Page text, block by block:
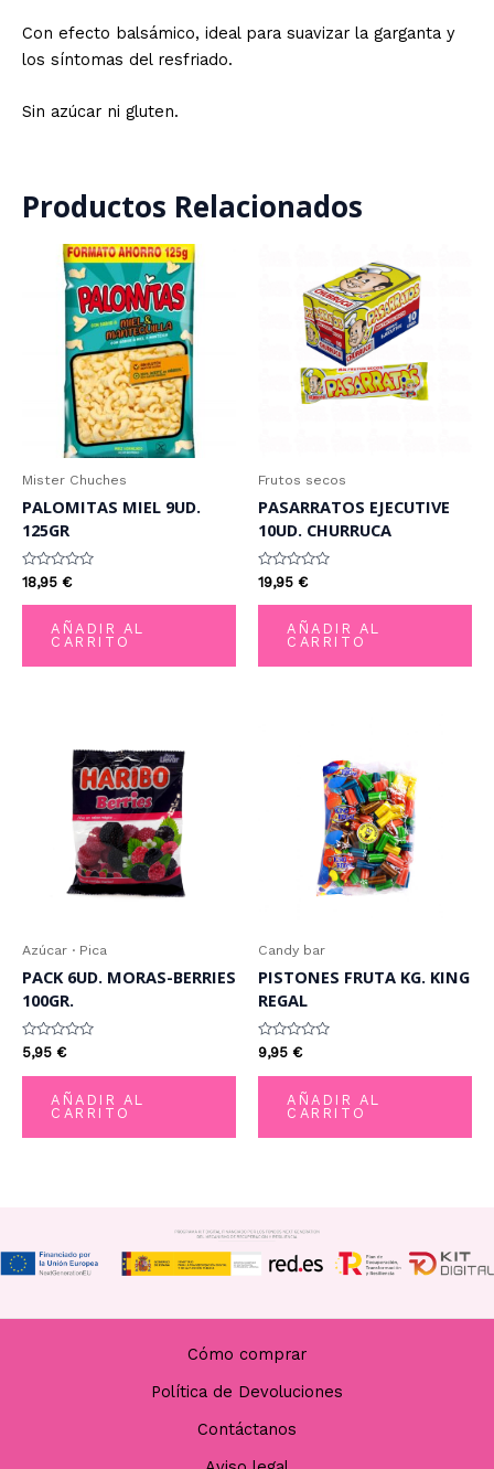
Con efecto balsámico, ideal para suavizar la garganta y
los síntomas del resfriado.
Sin azúcar ni gluten.
Productos Relacionados
Mister Chuches
PALOMITAS MIEL 9UD.
125GR
Valorado
con
0
18,95 €
AÑADIR AL
CARRITO
Frutos secos
PASARRATOS EJECUTIVE
10UD. CHURRUCA
Valorado
con
0
19,95 €
AÑADIR AL
CARRITO
Azúcar · Pica
PACK 6UD. MORAS-BERRIES
100GR.
Valorado
con
0
5,95 €
AÑADIR AL
CARRITO
Candy bar
PISTONES FRUTA KG. KING
REGAL
Valorado
con
0
9,95 €
AÑADIR AL
CARRITO
Cómo comprar
Política de Devoluciones
Contáctanos